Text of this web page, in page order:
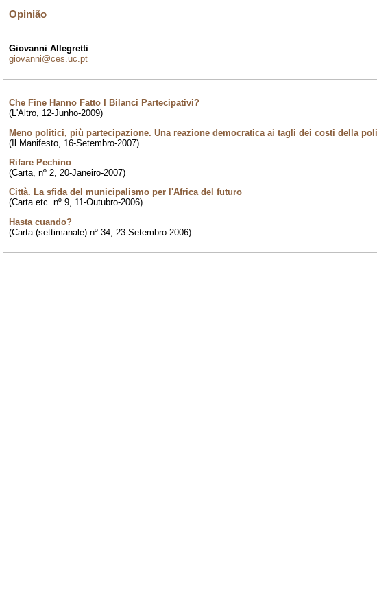
Opinião
Giovanni Allegretti
giovanni@ces.uc.pt
Che Fine Hanno Fatto I Bilanci Partecipativi?
(L'Altro, 12-Junho-2009)
Meno politici, più partecipazione. Una reazione democratica ai tagli dei costi della
(Il Manifesto, 16-Setembro-2007)
Rifare Pechino
(Carta, nº 2, 20-Janeiro-2007)
Città. La sfida del municipalismo per l'Africa del futuro
(Carta etc. nº 9, 11-Outubro-2006)
Hasta cuando?
(Carta (settimanale) nº 34, 23-Setembro-2006)